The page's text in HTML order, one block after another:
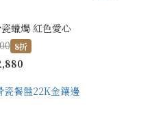
蠟燭 紅色愛心
8折